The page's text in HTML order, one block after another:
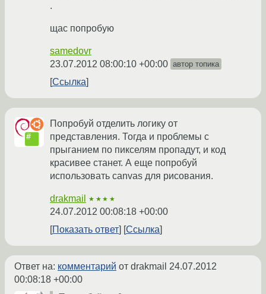
.
щас попробую
samedovr
23.07.2012 08:00:10 +00:00 автор топика
Ссылка
Попробуй отделить логику от
представления. Тогда и проблемы с
прыганием по пикселям пропадут, и код
красивее станет. А еще попробуй
использовать canvas для рисования.
drakmail ★★★★
24.07.2012 00:08:18 +00:00
Показать ответ
Ссылка
Ответ на: комментарий от drakmail 24.07.2012
00:08:18 +00:00